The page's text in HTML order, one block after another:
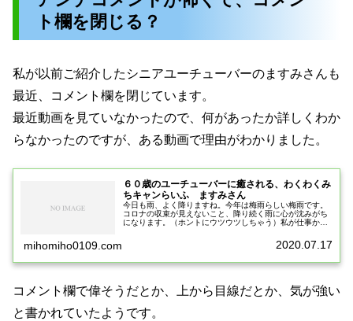
ト欄を閉じる？
私が以前ご紹介したシニアユーチューバーのますみさんも
最近、コメント欄を閉じています。
最近動画を見ていなかったので、何があったか詳しくわか
らなかったのですが、ある動画で理由がわかりました。
６０歳のユーチューバーに癒される、わくわくみ
ちキャンらいふ ますみさん
今日も雨、よく降りますね。今年は梅雨らしい梅雨です。
コロナの収束が見えないこと、降り続く雨に心が沈みがち
になります。（ホントにウツウツしちゃう）私が仕事から
mihomiho0109.com 2020.07.17
コメント欄で偉そうだとか、上から目線だとか、気が強い
と書かれていたようです。